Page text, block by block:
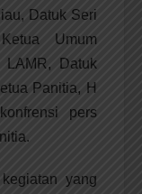
Datuk Seri
Umum
LAMR, Datuk
Panitia, H
pers
yang